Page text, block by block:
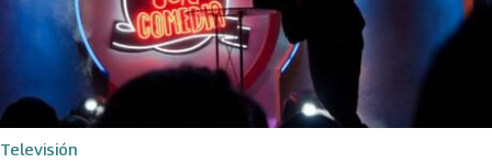
Televisión